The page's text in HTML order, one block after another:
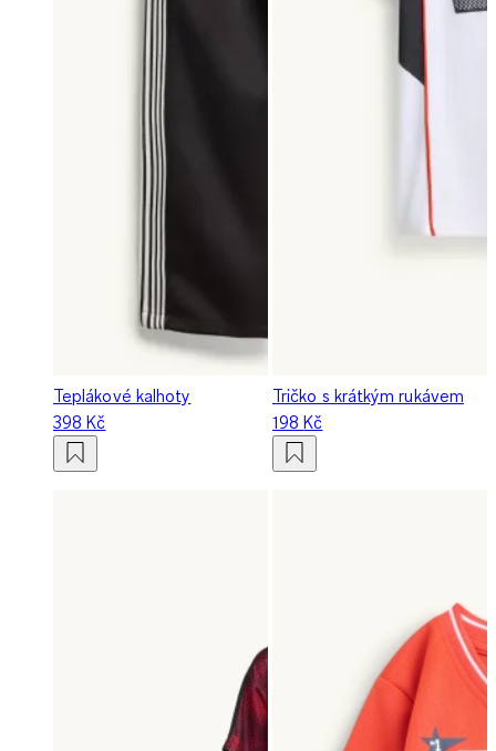
Teplákové kalhoty
398 Kč
Tričko s krátkým rukávem
198 Kč